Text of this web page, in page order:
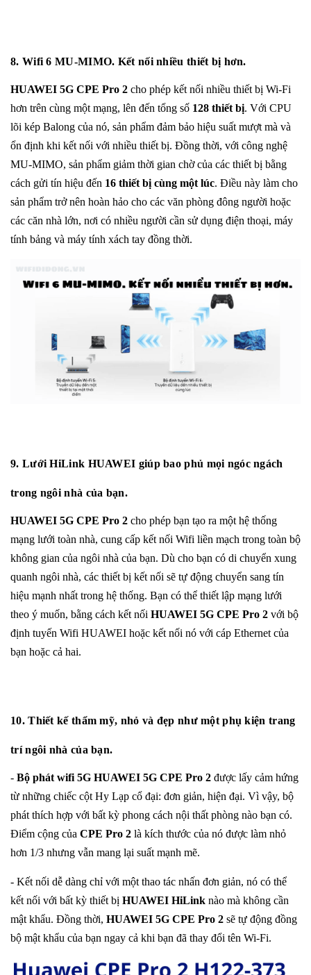
8. Wifi 6 MU-MIMO. Kết nối nhiều thiết bị hơn.
HUAWEI 5G CPE Pro 2 cho phép kết nối nhiều thiết bị Wi-Fi
hơn trên cùng một mạng, lên đến tổng số 128 thiết bị. Với CPU
lõi kép Balong của nó, sản phẩm đảm bảo hiệu suất mượt mà và
ổn định khi kết nối với nhiều thiết bị. Đồng thời, với công nghệ
MU-MIMO, sản phẩm giảm thời gian chờ của các thiết bị bằng
cách gửi tín hiệu đến 16 thiết bị cùng một lúc. Điều này làm cho
sản phẩm trở nên hoàn hảo cho các văn phòng đông người hoặc
các căn nhà lớn, nơi có nhiều người cần sử dụng điện thoại, máy
tính bảng và máy tính xách tay đồng thời.
9. Lưới HiLink HUAWEI giúp bao phủ mọi ngóc ngách
trong ngôi nhà của bạn.
HUAWEI 5G CPE Pro 2 cho phép bạn tạo ra một hệ thống
mạng lưới toàn nhà, cung cấp kết nối Wifi liền mạch trong toàn bộ
không gian của ngôi nhà của bạn. Dù cho bạn có di chuyển xung
quanh ngôi nhà, các thiết bị kết nối sẽ tự động chuyển sang tín
hiệu mạnh nhất trong hệ thống. Bạn có thể thiết lập mạng lưới
theo ý muốn, bằng cách kết nối HUAWEI 5G CPE Pro 2 với bộ
định tuyến Wifi HUAWEI hoặc kết nối nó với cáp Ethernet của
bạn hoặc cả hai.
10. Thiết kế thẩm mỹ, nhỏ và đẹp như một phụ kiện trang
trí ngôi nhà của bạn.
- Bộ phát wifi 5G HUAWEI 5G CPE Pro 2 được lấy cảm hứng
từ những chiếc cột Hy Lạp cổ đại: đơn giản, hiện đại. Vì vậy, bộ
phát thích hợp với bất kỳ phong cách nội thất phòng nào bạn có.
Điểm cộng của CPE Pro 2 là kích thước của nó được làm nhỏ
hơn 1/3 nhưng vẫn mang lại suất mạnh mẽ.
- Kết nối dễ dàng chỉ với một thao tác nhấn đơn giản, nó có thể
kết nối với bất kỳ thiết bị HUAWEI HiLink nào mà không cần
mật khẩu. Đồng thời, HUAWEI 5G CPE Pro 2 sẽ tự động đồng
bộ mật khẩu của bạn ngay cả khi bạn đã thay đổi tên Wi-Fi.